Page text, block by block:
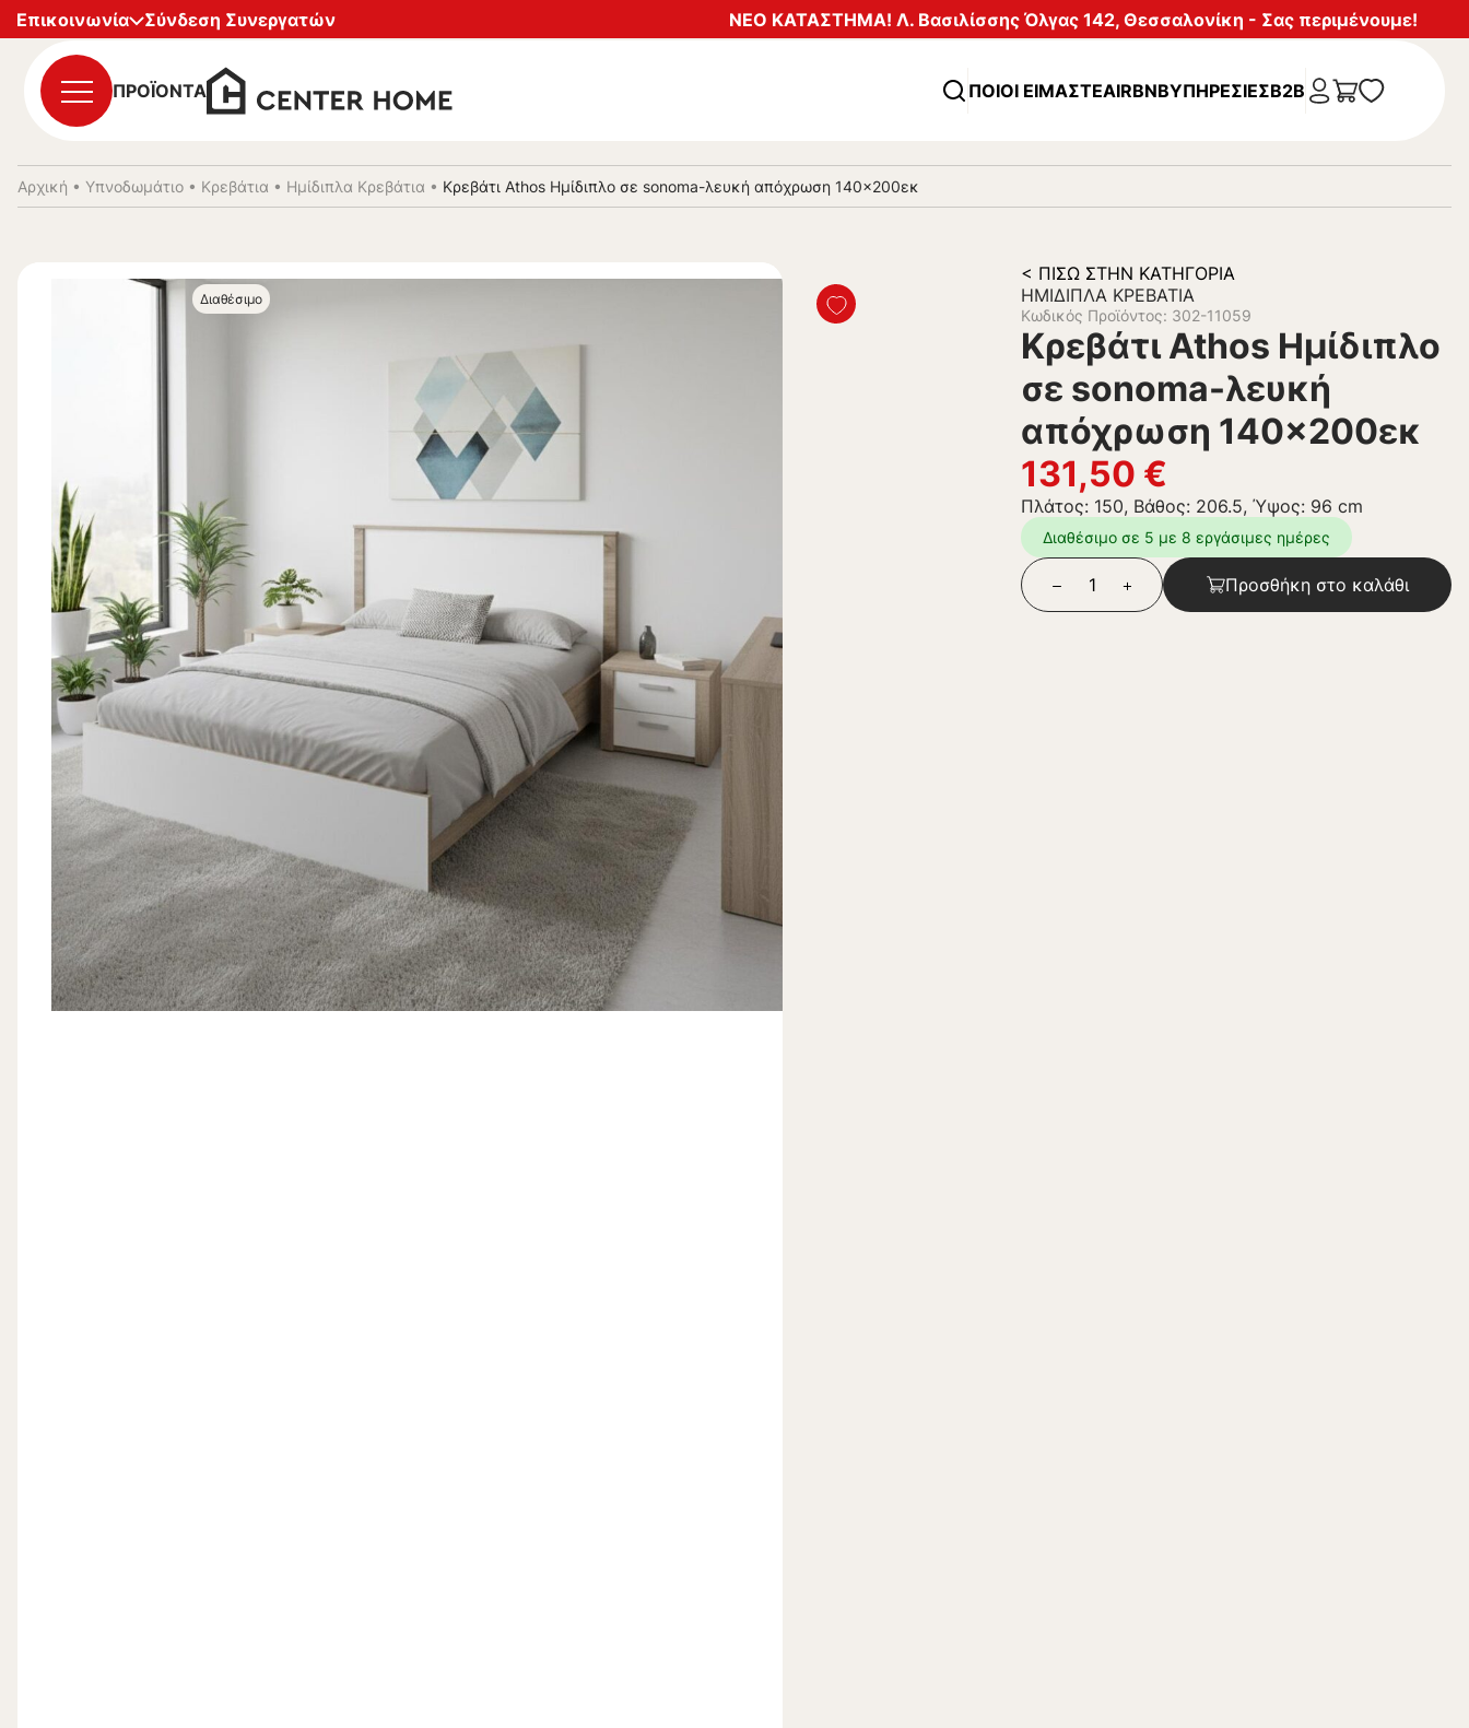
Επικοινωνία
Σύνδεση Συνεργατών ΝΕΟ ΚΑΤΑΣΤΗΜΑ! Λ. Βασιλίσσης Όλγας 142, Θεσσαλονίκη - Σας περιμένουμε!
ΠΡΟΪΟΝΤΑ ΠΟΙΟΙ ΕΙΜΑΣΤΕAIRBNBΥΠΗΡΕΣΊΕΣB2B
Αρχική • Υπνοδωμάτιο • Κρεβάτια • Ημίδιπλα Κρεβάτια • Κρεβάτι Athos Ημίδιπλο σε sonoma-λευκή απόχρωση 140×200εκ
Διαθέσιμο
< ΠΊΣΩ ΣΤΗΝ ΚΑΤΗΓΟΡΊΑ
ΗΜΊΔΙΠΛΑ ΚΡΕΒΆΤΙΑ
Κωδικός Προϊόντος: 302-11059
Κρεβάτι Athos Ημίδιπλο
σε sonoma-λευκή
απόχρωση 140×200εκ
131,50 €
Πλάτος: 150, Βάθος: 206.5, Ύψος: 96 cm
Διαθέσιμο σε 5 με 8 εργάσιμες ημέρες
Προσθήκη στο καλάθι